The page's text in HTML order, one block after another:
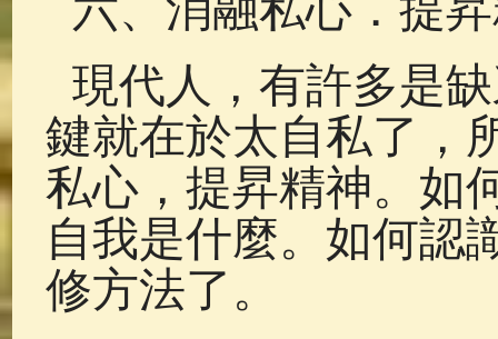
現代人，有許多是
鍵就在於太自私了，
私心，提昇精神。如
自我是什麼。如何認
修方法了。